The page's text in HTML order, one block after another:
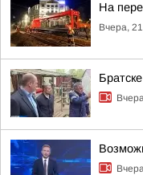
На
Вчера,